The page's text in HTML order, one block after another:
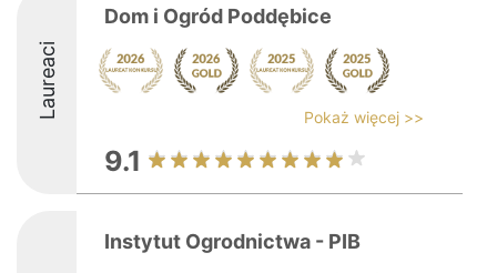
Laureaci
Dom i Ogród Poddębice
Pokaż więcej >>
9.1
Instytut Ogrodnictwa - PIB